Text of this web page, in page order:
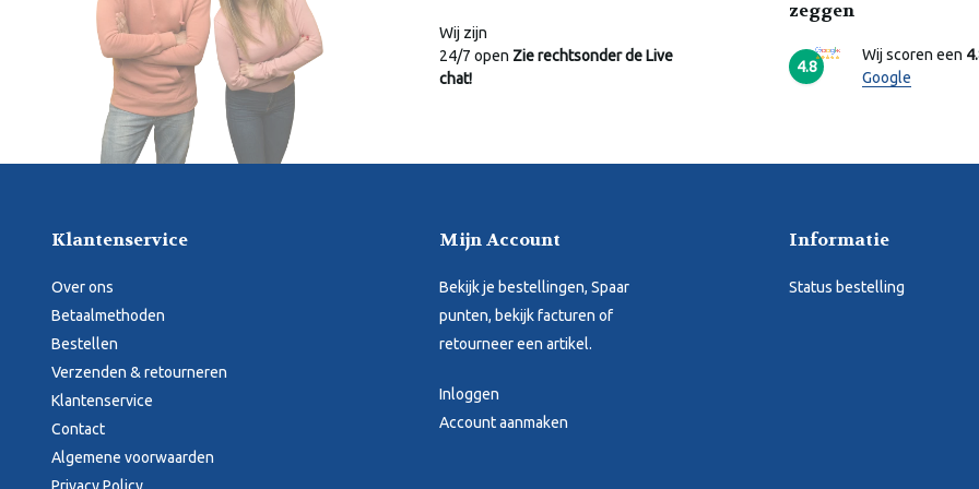
Wij zijn
24/7 open Zie rechtsonder de Live
chat!
zeggen
4.8
Wij scoren een
Google
Klantenservice
Over ons
Betaalmethoden
Bestellen
Verzenden & retourneren
Klantenservice
Contact
Algemene voorwaarden
Mijn Account
Bekijk je bestellingen, Spaar
punten, bekijk facturen of
retourneer een artikel.
Inloggen
Account aanmaken
Informatie
Status bestelling